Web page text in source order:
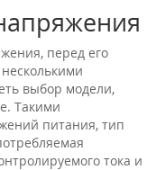
перед его
выбор модели,
Такими
питания, тип
тока и